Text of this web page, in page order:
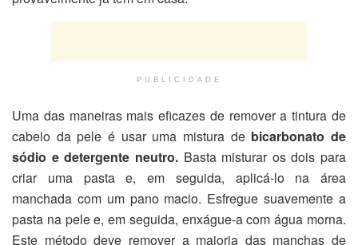
PUBLICIDADE
Uma das maneiras mais eficazes de remover a tintura de
cabelo da pele é usar uma mistura de bicarbonato de
sódio e detergente neutro.Basta misturar os dois para
criar uma pasta e, em seguida, aplicá-lo na área
manchada com um pano macio. Esfregue suavemente a
pasta na pele e, em seguida, enxágue-a com água morna.
Este método deve remover a maioria das manchas de